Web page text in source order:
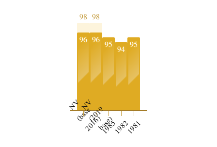
98
96
N
V
(
b
a
s
e
2
0
1
6
)
98
96
N
V
(
2
0
19
b
a
s
e
)
95
1985
94
1982
95
1981